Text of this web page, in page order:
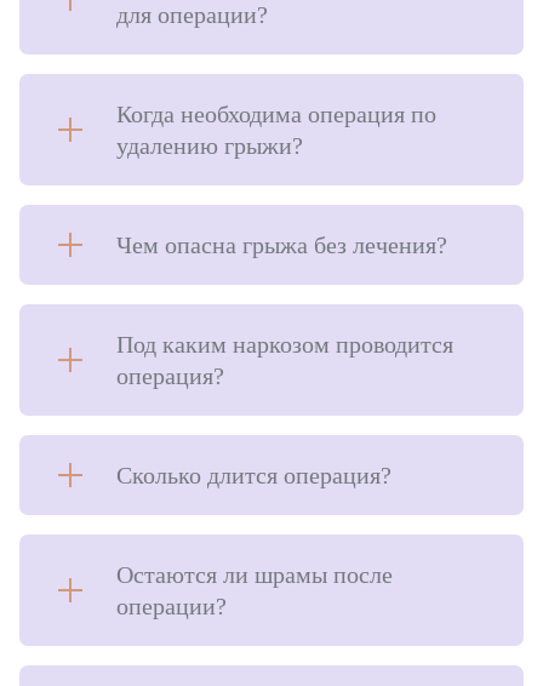
Амбулаторное отделение
Терапевтическое отделение
Гинекология
Стационарная гинекология
Ведение беременности
Урология
ЛОР-отделение
для операции?
Когда необходима операция по
удалению грыжи?
Чем опасна грыжа без лечения?
Под каким наркозом проводится
операция?
Сколько длится операция?
Остаются ли шрамы после
операции?